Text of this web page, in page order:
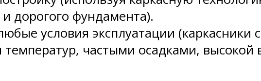
дорогого фундамента).
условия эксплуатации (каркасники
частыми осадками, высокой